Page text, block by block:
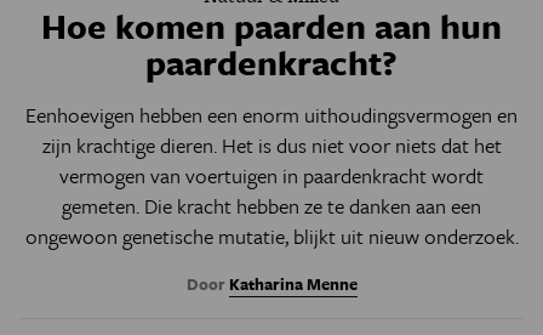
Hoe komen paarden aan hun
paardenkracht?
Eenhoevigen hebben een enorm uithoudingsvermogen en
zijn krachtige dieren. Het is dus niet voor niets dat het
vermogen van voertuigen in paardenkracht wordt
gemeten. Die kracht hebben ze te danken aan een
ongewoon genetische mutatie, blijkt uit nieuw onderzoek.
Door Katharina Menne